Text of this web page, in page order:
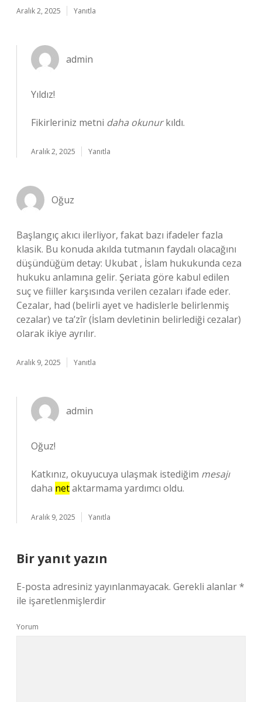
Aralık 2, 2025 Yanıtla
admin
Yıldız!
Fikirleriniz metni daha okunurkıldı.
Aralık 2, 2025 Yanıtla
Oğuz
Başlangıç akıcı ilerliyor, fakat bazı ifadeler fazla
klasik. Bu konuda akılda tutmanın faydalı olacağını
düşündüğüm detay: Ukubat , İslam hukukunda ceza
hukuku anlamına gelir. Şeriata göre kabul edilen
suç ve fiiller karşısında verilen cezaları ifade eder.
Cezalar, had (belirli ayet ve hadislerle belirlenmiş
cezalar) ve ta’zîr (İslam devletinin belirlediği cezalar)
olarak ikiye ayrılır.
Aralık 9, 2025 Yanıtla
admin
Oğuz!
Katkınız, okuyucuya ulaşmak istediğim mesajı
daha netaktarmama yardımcı oldu.
Aralık 9, 2025 Yanıtla
Bir yanıt yazın
E-posta adresiniz yayınlanmayacak. Gerekli alanlar*
ile işaretlenmişlerdir
Yorum